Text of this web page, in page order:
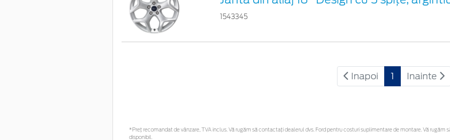
1543345
Inapoi 1 Inainte
*Preţ recomandat de vânzare, TVA inclus. Vă rugăm să contactaţi dealerul dvs. Ford pentru costuri suplimentare de montare. Vă
disponibil.